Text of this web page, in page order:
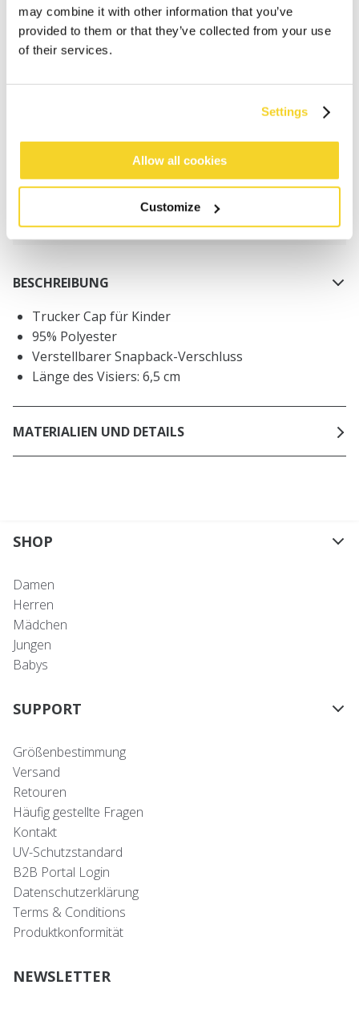
may combine it with other information that you’ve
provided to them or that they’ve collected from your use
of their services.
Settings
Allow all cookies
Customize
Freitag) bei uns eingehen, werden noch am selben
Kostenlose Lieferung für Bestellungen über 50€
innerhalb Deutschland
BESCHREIBUNG
Trucker Cap für Kinder
95% Polyester
Verstellbarer Snapback-Verschluss
Länge des Visiers: 6,5 cm
MATERIALIEN UND DETAILS
SHOP
Damen
Herren
Mädchen
Jungen
Babys
SUPPORT
Größenbestimmung
Versand
Retouren
Häufig gestellte Fragen
Kontakt
UV-Schutzstandard
B2B Portal Login
Datenschutzerklärung
Terms & Conditions
Produktkonformität
NEWSLETTER